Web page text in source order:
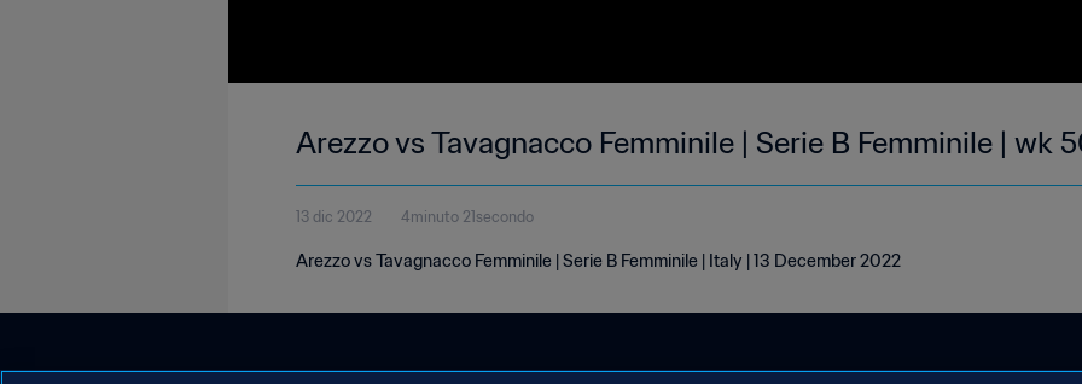
Arezzo vs Tavagnacco Femminile | Serie B Femminile | wk
13 dic 2022 4minuto 21secondo
Arezzo vs Tavagnacco Femminile | Serie B Femminile | Italy | 13 December 2022